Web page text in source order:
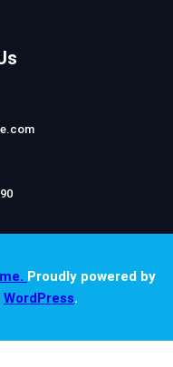
Proudly powered by
WordPress.